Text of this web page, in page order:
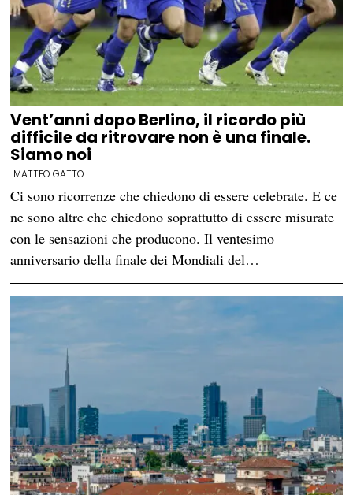
Vent’anni dopo Berlino, il ricordo più
difficile da ritrovare non è una finale.
Siamo noi
MATTEO GATTO
Ci sono ricorrenze che chiedono di essere celebrate. E ce
ne sono altre che chiedono soprattutto di essere misurate
con le sensazioni che producono. Il ventesimo
anniversario della finale dei Mondiali del…